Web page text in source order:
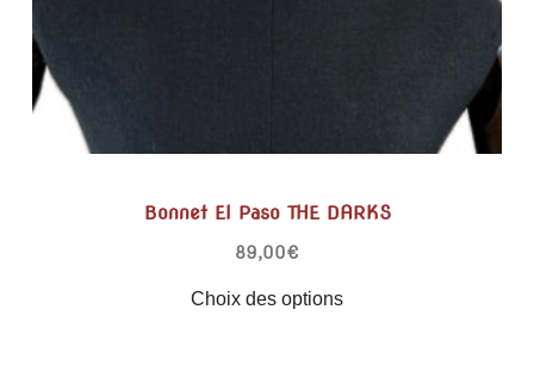
Bonnet El Paso THE DARKS
89,00€
Choix des options